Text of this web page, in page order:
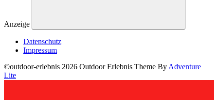
Anzeige
Datenschutz
Impressum
©outdoor-erlebnis 2026 Outdoor Erlebnis Theme By Adventure
Lite